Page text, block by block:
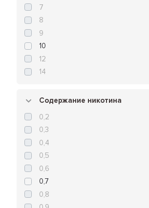
7
8
9
10
12
14
Содержание никотина
0,2
0,3
0,4
0,5
0,6
0,7
0,8